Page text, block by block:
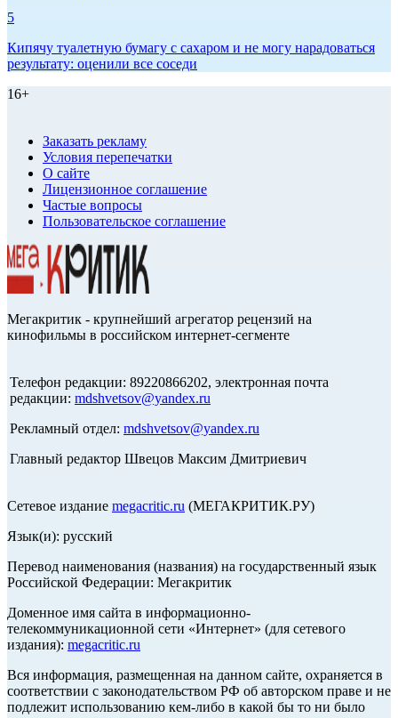
5
Кипячу туалетную бумагу с сахаром и не могу нарадоваться
результату: оценили все соседи
16+
Заказать рекламу
Условия перепечатки
О сайте
Лицензионное соглашение
Частые вопросы
Пользовательское соглашение
Мегакритик - крупнейший агрегатор рецензий на
кинофильмы в российском интернет-сегменте
Телефон редакции: 89220866202, электронная почта
редакции: mdshvetsov@yandex.ru
Рекламный отдел: mdshvetsov@yandex.ru
Главный редактор Швецов Максим Дмитриевич
Сетевое издание megacritic.ru (МЕГАКРИТИК.РУ)
Язык(и): русский
Перевод наименования (названия) на государственный язык
Российской Федерации: Мегакритик
Доменное имя сайта в информационно-
телекоммуникационной сети «Интернет» (для сетевого
издания): megacritic.ru
Вся информация, размещенная на данном сайте, охраняется в
соответствии с законодательством РФ об авторском праве и не
подлежит использованию кем-либо в какой бы то ни было